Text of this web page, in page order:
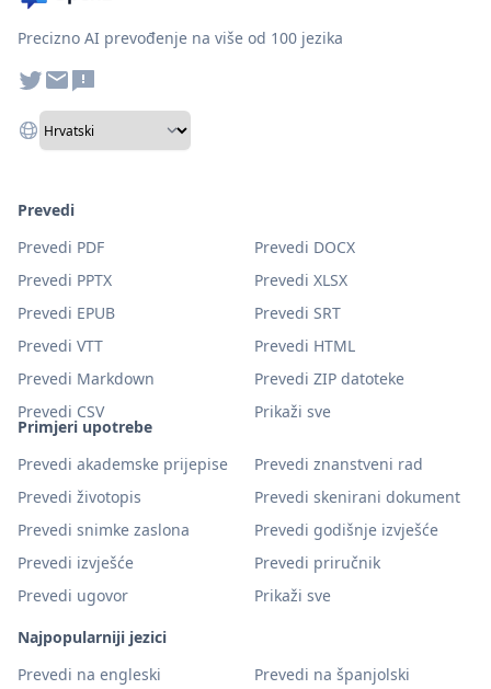
Precizno AI prevođenje na više od 100 jezika
Primjeri upotrebe
Prevedi akademske prijepise
Prevedi znanstveni rad
Prevedi životopis
Prevedi skenirani dokument
Prevedi snimke zaslona
Prevedi godišnje izvješće
Prevedi izvješće
Prevedi priručnik
Prevedi ugovor
Prikaži sve
Najpopularniji jezici
Prevedi na engleski
Prevedi na španjolski
Prevedi
Prevedi PDF
Prevedi DOCX
Prevedi PPTX
Prevedi XLSX
Prevedi EPUB
Prevedi SRT
Prevedi VTT
Prevedi HTML
Prevedi Markdown
Prevedi ZIP datoteke
Prevedi CSV
Prikaži sve